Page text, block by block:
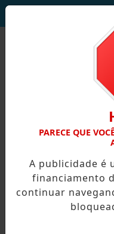
PARECE QUE
A publicidade é
financiamento
continuar